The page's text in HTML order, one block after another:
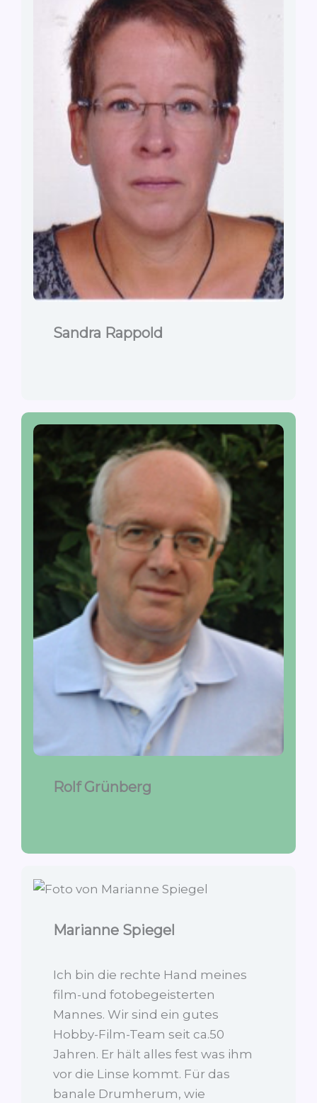
Sandra Rappold
Rolf Grünberg
Marianne Spiegel
Ich bin die rechte Hand meines
film-und fotobegeisterten
Mannes. Wir sind ein gutes
Hobby-Film-Team seit ca.50
Jahren. Er hält alles fest was ihm
vor die Linse kommt. Für das
banale Drumherum, wie